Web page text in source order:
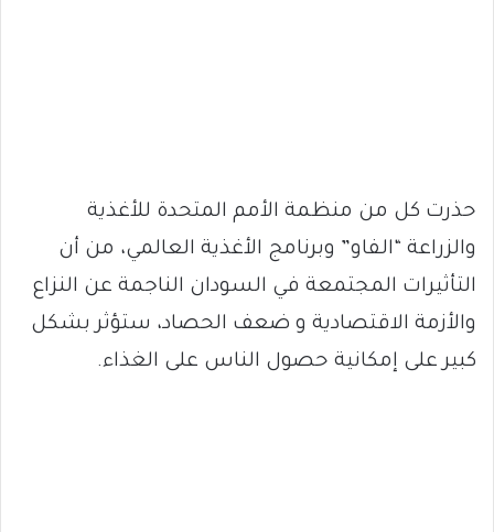
حذرت كل من منظمة الأمم المتحدة للأغذية
والزراعة “الفاو” وبرنامج الأغذية العالمي، من أن
التأثيرات المجتمعة في السودان الناجمة عن النزاع
والأزمة الاقتصادية و ضعف الحصاد، ستؤثر بشكل
كبير على إمكانية حصول الناس على الغذاء.